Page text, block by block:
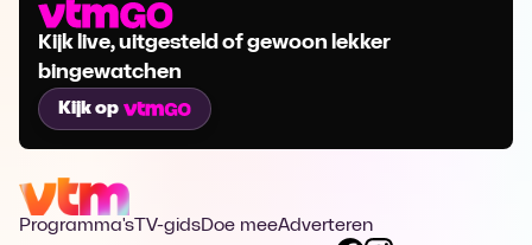
Kijk live, uitgesteld of gewoon lekker
bingewatchen
Kijk op
Programma'sTV-gidsDoe meeAdverteren